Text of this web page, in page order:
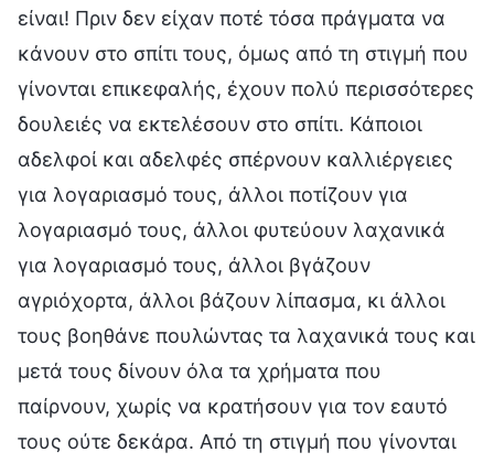
είναι! Πριν δεν είχαν ποτέ τόσα πράγματα να
κάνουν στο σπίτι τους, όμως από τη στιγμή που
γίνονται επικεφαλής, έχουν πολύ περισσότερες
δουλειές να εκτελέσουν στο σπίτι. Κάποιοι
αδελφοί και αδελφές σπέρνουν καλλιέργειες
για λογαριασμό τους, άλλοι ποτίζουν για
λογαριασμό τους, άλλοι φυτεύουν λαχανικά
για λογαριασμό τους, άλλοι βγάζουν
αγριόχορτα, άλλοι βάζουν λίπασμα, κι άλλοι
τους βοηθάνε πουλώντας τα λαχανικά τους και
μετά τους δίνουν όλα τα χρήματα που
παίρνουν, χωρίς να κρατήσουν για τον εαυτό
τους ούτε δεκάρα. Από τη στιγμή που γίνονται